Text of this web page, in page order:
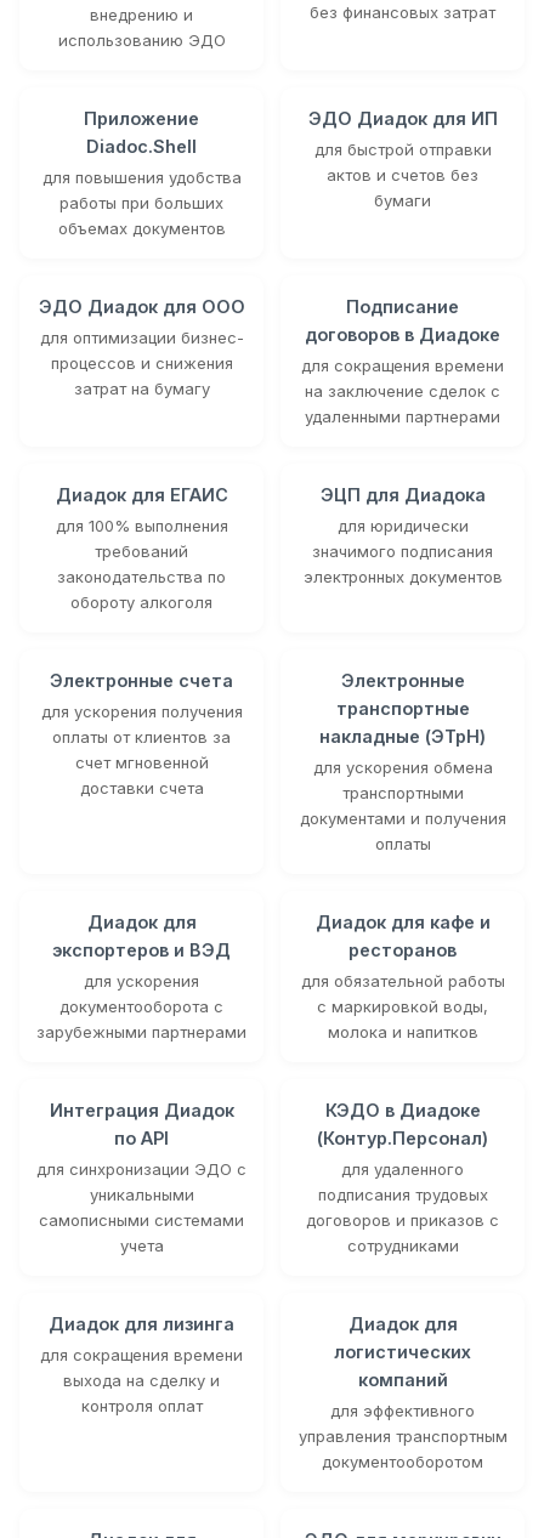
внедрению и
использованию ЭДО
без финансовых затрат
Приложение
Diadoc.Shell
для повышения удобства
работы при больших
объемах документов
ЭДО Диадок для ИП
для быстрой отправки
актов и счетов без
бумаги
ЭДО Диадок для ООО
для оптимизации бизнес-
процессов и снижения
затрат на бумагу
Подписание
договоров в Диадоке
для сокращения времени
на заключение сделок с
удаленными партнерами
Диадок для ЕГАИС
для 100% выполнения
требований
законодательства по
обороту алкоголя
ЭЦП для Диадока
для юридически
значимого подписания
электронных документов
Электронные счета
для ускорения получения
оплаты от клиентов за
счет мгновенной
доставки счета
Электронные
транспортные
накладные (ЭТрН)
для ускорения обмена
транспортными
документами и получения
оплаты
Диадок для
экспортеров и ВЭД
для ускорения
документооборота с
зарубежными партнерами
Диадок для кафе и
ресторанов
для обязательной работы
с маркировкой воды,
молока и напитков
Интеграция Диадок
по API
для синхронизации ЭДО с
уникальными
самописными системами
учета
КЭДО в Диадоке
(Контур.Персонал)
для удаленного
подписания трудовых
договоров и приказов с
сотрудниками
Диадок для лизинга
для сокращения времени
выхода на сделку и
контроля оплат
Диадок для
логистических
компаний
для эффективного
управления транспортным
документооборотом